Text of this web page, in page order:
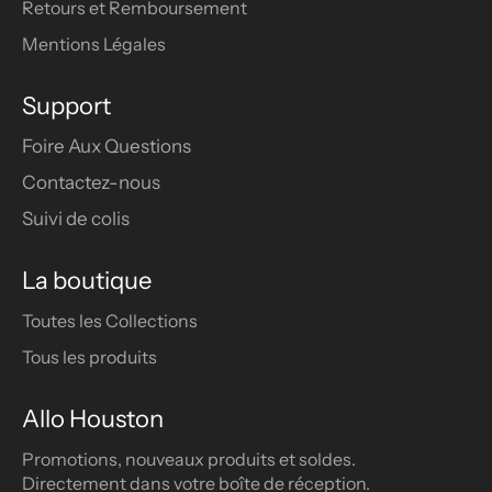
Retours et Remboursement
Mentions Légales
Support
Foire Aux Questions
Contactez-nous
Suivi de colis
La boutique
Toutes les Collections
Tous les produits
Allo Houston
Promotions, nouveaux produits et soldes.
Directement dans votre boîte de réception.